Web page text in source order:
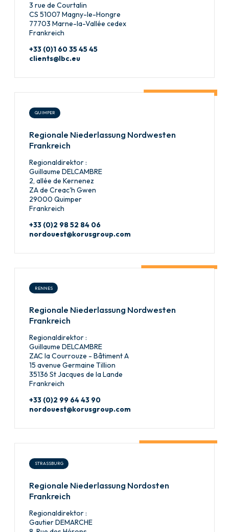
3 rue de Courtalin
CS 51007 Magny-le-Hongre
77703 Marne-la-Vallée cedex
Frankreich
+33 (0)1 60 35 45 45
clients@lbc.eu
QUIMPER
Regionale Niederlassung Nordwesten
Frankreich
Regionaldirektor :
Guillaume DELCAMBRE
2, allée de Kernenez
ZA de Creac'h Gwen
29000 Quimper
Frankreich
+33 (0)2 98 52 84 06
nordouest@korusgroup.com
RENNES
Regionale Niederlassung Nordwesten
Frankreich
Regionaldirektor :
Guillaume DELCAMBRE
ZAC la Courrouze - Bâtiment A
15 avenue Germaine Tillion
35136 St Jacques de la Lande
Frankreich
+33 (0)2 99 64 43 90
nordouest@korusgroup.com
STRASSBURG
Regionale Niederlassung Nordosten
Frankreich
Regionaldirektor :
Gautier DEMARCHE